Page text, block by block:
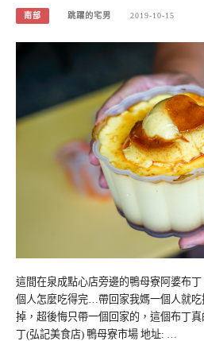
南部 跳躍的宅男 2019-10-15
這間在泉成點心店旁邊的鴨母寮阿婆布
個人怎麼吃得完…帶回家我媽一個人就
掉，超後悔只帶一個回家的，這個布丁
丁(弘記美食店) 鴨母寮市場 地址: …